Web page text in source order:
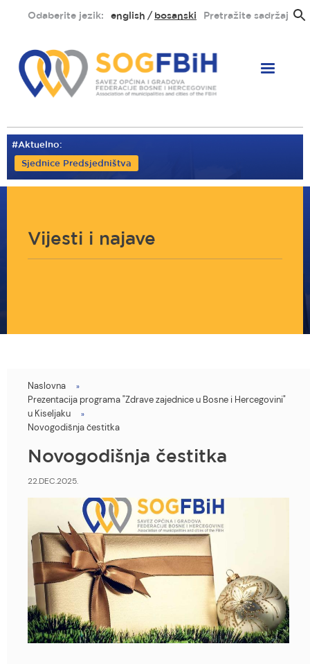
sadržaj
Odaberite jezik: english bosanski Pretražite sadržaj
#Aktuelno:
Sjednice Predsjedništva
Vijesti i najave
You
are
Naslovna
Prezentacija programa "Zdrave zajednice u Bosne i Hercegovini"
u Kiseljaku
Novogodišnja čestitka
Novogodišnja čestitka
22.DEC.2025.